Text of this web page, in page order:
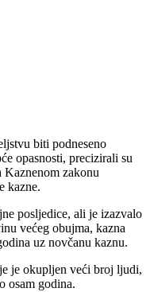
biti podneseno
opasnosti, precizirali su
Kaznenom zakonu
kazne.
posljedice, ali je izazvalo
većeg obujma, kazna
uz novčanu kaznu.
je okupljen veći broj ljudi,
osam godina.